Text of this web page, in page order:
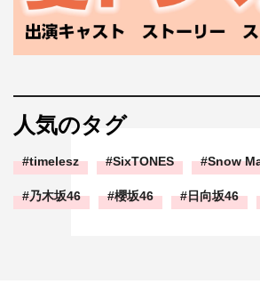
人気のタグ
timelesz SixTONES Snow
乃木坂46 櫻坂46 日向坂46